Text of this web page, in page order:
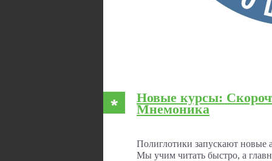
Новые курсы:
Мнемоника
Полиглотики запускают новые
Мы учим читать быстро, а